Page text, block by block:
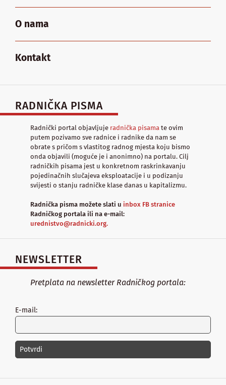
O nama
Kontakt
RADNIČKA PISMA
Radnički portal objavljuje radnička pisama te ovim
putem pozivamo sve radnice i radnike da nam se
obrate s pričom s vlastitog radnog mjesta koju bismo
onda objavili (moguće je i anonimno) na portalu. Cilj
radničkih pisama jest u konkretnom raskrinkavanju
pojedinačnih slučajeva eksploatacije i u podizanju
svijesti o stanju radničke klase danas u kapitalizmu.
Radnička pisma možete slati u inbox FB stranice
Radničkog portala ili na e-mail:
urednistvo@radnicki.org.
NEWSLETTER
Pretplata na newsletter Radničkog portala:
E-mail: